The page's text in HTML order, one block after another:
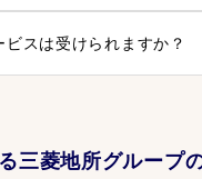
ビスは受けられますか？
三菱地所グループ